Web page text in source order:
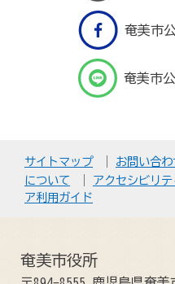
奄美市
奄美市
サイトマップ お問い合わ
について
アクセシビリ
ア利用ガイド
奄美市役所